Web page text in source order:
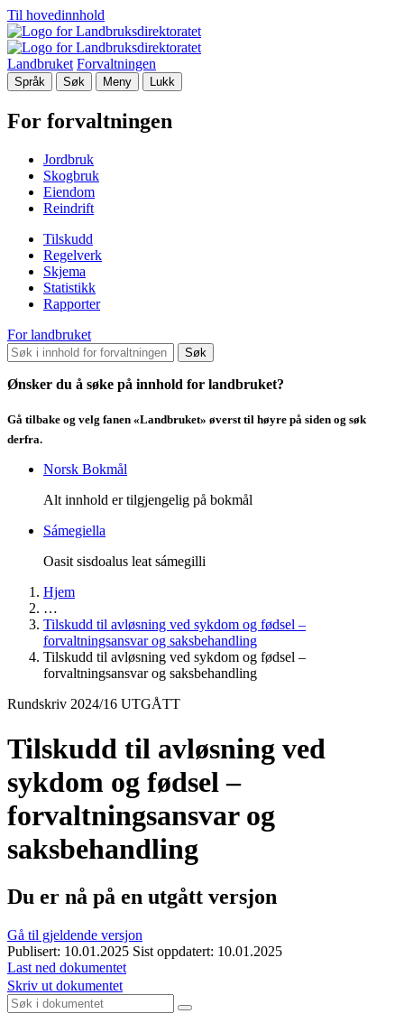
Til hovedinnhold
Landbruket Forvaltningen
Språk Søk Meny Lukk
For forvaltningen
Jordbruk
Skogbruk
Eiendom
Reindrift
Tilskudd
Regelverk
Skjema
Statistikk
Rapporter
For landbruket
Søk
Ønsker du å søke på innhold for landbruket?
Gå tilbake og velg fanen «Landbruket» øverst til høyre på siden og søk
derfra.
Norsk Bokmål
Alt innhold er tilgjengelig på bokmål
Sámegiella
Oasit sisdoalus leat sámegilli
Hjem
…
Tilskudd til avløsning ved sykdom og fødsel –
forvaltningsansvar og saksbehandling
Tilskudd til avløsning ved sykdom og fødsel –
forvaltningsansvar og saksbehandling
Rundskriv 2024/16 UTGÅTT
Tilskudd til avløsning ved
sykdom og fødsel –
forvaltningsansvar og
saksbehandling
Du er nå på en utgått versjon
Gå til gjeldende versjon
Publisert: 10.01.2025 Sist oppdatert: 10.01.2025
Last ned dokumentet
Skriv ut dokumentet